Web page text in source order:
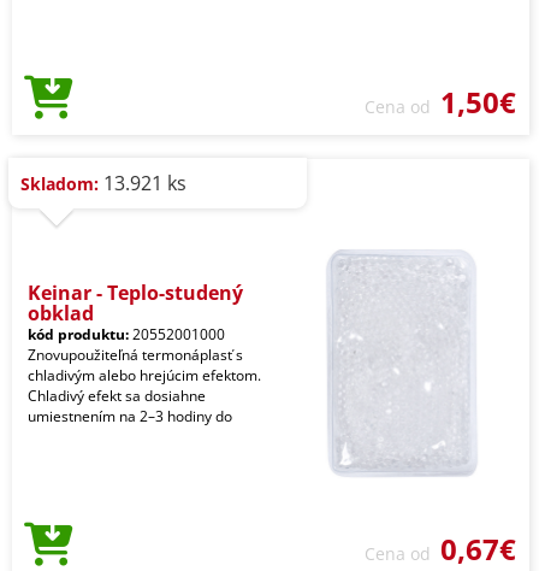
Cena od 1,50€
Skladom: 13.921 ks
Keinar - Teplo-studený
obklad
kód produktu:20552001000
Znovupoužiteľná termonáplasť s
chladivým alebo hrejúcim efektom.
Chladivý efekt sa dosiahne
umiestnením na 2–3 hodiny do
Cena od 0,67€